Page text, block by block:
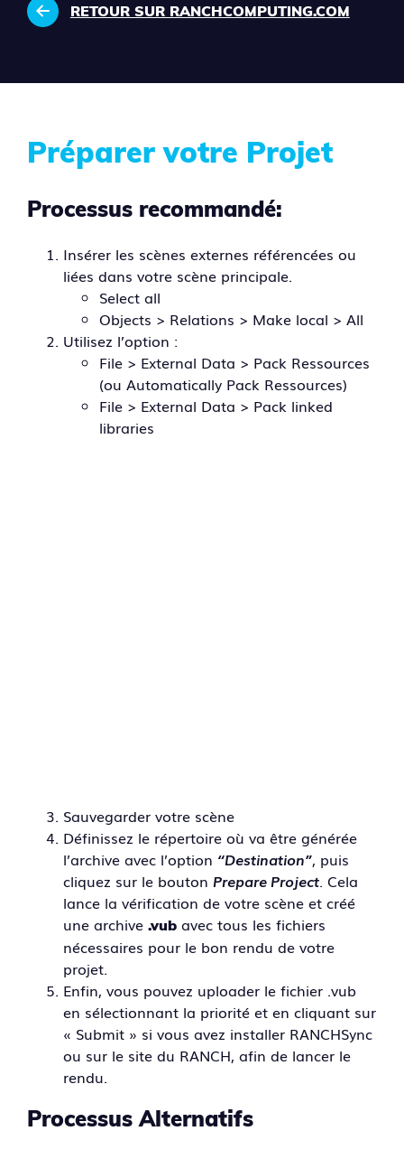
RETOUR SUR RANCHCOMPUTING.COM
Préparer votre Projet
Processus recommandé:
Insérer les scènes externes référencées ou
liées dans votre scène principale.
Select all
Objects > Relations > Make local > All
Utilisez l’option :
File > External Data > Pack Ressources
(ou Automatically Pack Ressources)
File > External Data > Pack linked
libraries
Sauvegarder votre scène
Définissez le répertoire où va être générée
l’archive avec l’option “Destination”, puis
cliquez sur le bouton Prepare Project. Cela
lance la vérification de votre scène et créé
une archive .vub avec tous les fichiers
nécessaires pour le bon rendu de votre
projet.
Enfin, vous pouvez uploader le fichier .vub
en sélectionnant la priorité et en cliquant sur
« Submit » si vous avez installer RANCHSync
ou sur le site du RANCH, afin de lancer le
rendu.
Processus Alternatifs